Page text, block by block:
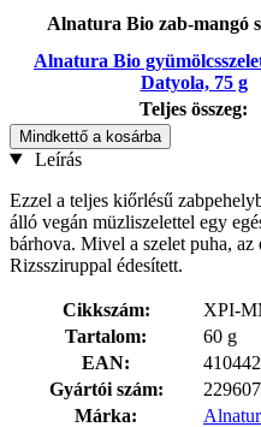
Alnatura Bio zab-mangó
Alnatura Bio
Datyola, 75 g
Teljes összeg:
Mindkettő a kosárba
Leírás
Ezzel a teljes kiőrlésű
álló vegán müzliszelettel egy
bárhova. Mivel a szelet puha, az
Rizssziruppal édesített.
Cikkszám:
XPI-
Tartalom:
60 g
EAN:
Gyártói szám:
229607
Márka: